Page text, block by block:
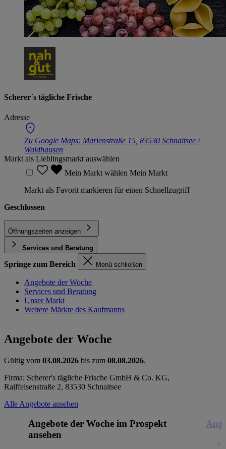
Scherer´s tägliche Frische
Adresse
Zu Google Maps: Marienstraße 15, 83530 Schnaitsee /
Waldhausen
Markt als Lieblingsmarkt auswählen
Mein Markt wählen Mein Markt
Markt als Favorit markieren für einen Schnellzugriff
Geschlossen
Öffnungszeiten anzeigen
Services und Beratung
Springe zum Bereich Menü schließen
Angebote der Woche
Services und Beratung
Unser Markt
Weitere Märkte des Kaufmanns
Angebote der Woche
Gültig vom 03.08.2026 bis zum 08.08.2026.
Firma: Scherer's tägliche Frische GmbH & Co. KG,
Raiffeisenstraße 2, 83530 Schnaitsee
Alle Angebote ansehen
Angebote der Woche im Prospekt
ansehen